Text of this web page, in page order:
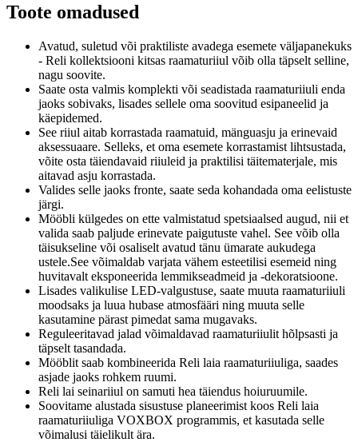
Toote omadused
Avatud, suletud või praktiliste avadega esemete väljapanekuks
- Reli kollektsiooni kitsas raamaturiiul võib olla täpselt selline,
nagu soovite.
Saate osta valmis komplekti või seadistada raamaturiiuli enda
jaoks sobivaks, lisades sellele oma soovitud esipaneelid ja
käepidemed.
See riiul aitab korrastada raamatuid, mänguasju ja erinevaid
aksessuaare. Selleks, et oma esemete korrastamist lihtsustada,
võite osta täiendavaid riiuleid ja praktilisi täitematerjale, mis
aitavad asju korrastada.
Valides selle jaoks fronte, saate seda kohandada oma eelistuste
järgi.
Mööbli külgedes on ette valmistatud spetsiaalsed augud, nii et
valida saab paljude erinevate paigutuste vahel. See võib olla
täisukseline või osaliselt avatud tänu ümarate aukudega
ustele.See võimaldab varjata vähem esteetilisi esemeid ning
huvitavalt eksponeerida lemmikseadmeid ja -dekoratsioone.
Lisades valikulise LED-valgustuse, saate muuta raamaturiiuli
moodsaks ja luua hubase atmosfääri ning muuta selle
kasutamine pärast pimedat sama mugavaks.
Reguleeritavad jalad võimaldavad raamaturiiulit hõlpsasti ja
täpselt tasandada.
Mööblit saab kombineerida Reli laia raamaturiiuliga, saades
asjade jaoks rohkem ruumi.
Reli lai seinariiul on samuti hea täiendus hoiuruumile.
Soovitame alustada sisustuse planeerimist koos Reli laia
raamaturiiuliga VOXBOX programmis, et kasutada selle
võimalusi täielikult ära.